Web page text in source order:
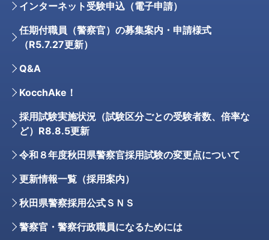
インターネット受験申込（電子申請）
任期付職員（警察官）の募集案内・申請様式
（R5.7.27更新）
Q&A
KocchAke！
採用試験実施状況（試験区分ごとの受験者数、倍率な
ど）R8.8.5更新
令和８年度秋田県警察官採用試験の変更点について
更新情報一覧（採用案内）
秋田県警察採用公式ＳＮＳ
警察官・警察行政職員になるためには